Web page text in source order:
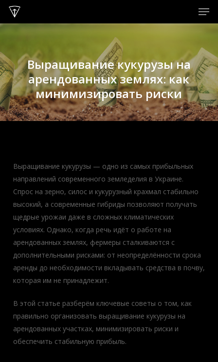
Skip
Выращивание кукурузы на
арендованных землях: как
минимизировать риски
Выращивание кукурузы — одно из самых прибыльных
направлений современного земледелия в Украине.
Спрос на зерно, силос и кукурузный крахмал стабильно
высокий, а современные гибриды позволяют получать
щедрые урожаи даже в сложных климатических
условиях. Однако, когда речь идёт о работе на
арендованных землях, фермеры сталкиваются с
дополнительными рисками: от неопределённости срока
аренды до необходимости вкладывать средства в почву,
которая им не принадлежит.
В этой статье разберём ключевые советы о том, как
правильно организовать выращивание кукурузы на
арендованных участках, минимизировать риски и
обеспечить стабильную прибыль.